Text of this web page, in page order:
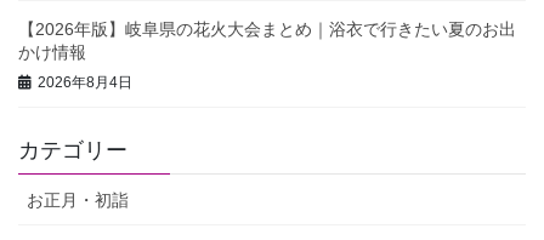
【2026年版】岐阜県の花火大会まとめ｜浴衣で行きたい夏のお出
かけ情報
2026年8月4日
カテゴリー
お正月・初詣